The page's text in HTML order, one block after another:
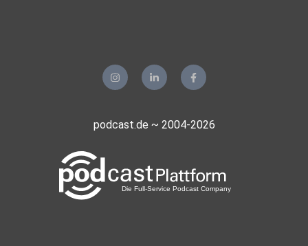
podcast.de ~ 2004-2026